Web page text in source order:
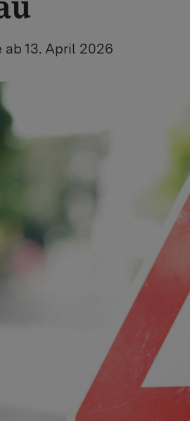
ab 13. April 2026